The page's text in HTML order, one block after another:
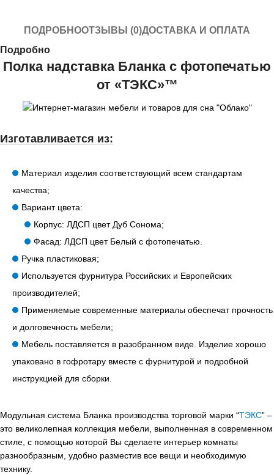
ПОДРОБНООТЗЫВЫ (0)ДОСТАВКА И ОПЛАТА
Подробно
Полка надставка Бланка с фотопечатью
от «ТЭКС»™
Изготавливается из:
Материал изделия соответствующий всем стандартам
качества;
Вариант цвета:
Корпус: ЛДСП цвет Дуб Сонома;
Фасад: ЛДСП цвет Белый с фотопечатью.
Ручка пластиковая;
Используется фурнитура Российских и Европейских
производителей;
Применяемые современные материалы обеспечат прочность
и долговечность мебели;
Мебель поставляется в разобранном виде. Изделие хорошо
упаковано в гофротару вместе с фурнитурой и подробной
инструкцией для сборки.
Модульная система Бланка производства торговой марки “ТЭКС” –
это великолепная коллекция мебели, выполненная в современном
стиле, с помощью которой Вы сделаете интерьер комнаты
разнообразным, удобно разместив все вещи и необходимую
технику.